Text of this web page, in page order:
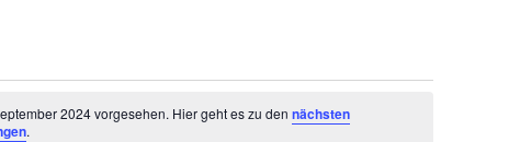
2024 vorgesehen. Hier geht es zu dennächsten
.